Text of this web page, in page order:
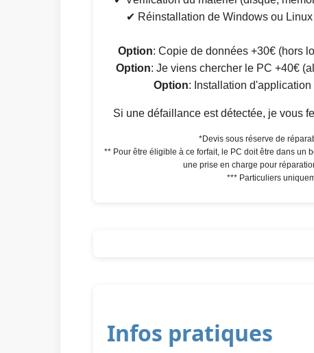
✔ Réinstallation de Windows ou
Option: Copie de données +30€ (hors
Option: Je viens chercher le PC +40€
Option: Installation
Si une défaillance est détectée, je vous
*Devis sous réserve de
** Pour être éligible à ce forfait, le PC doit être dans un
une prise en charge pour
*** Particuliers
Infos pratiques